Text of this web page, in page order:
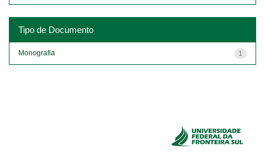
Tipo de Documento
1
Monografia